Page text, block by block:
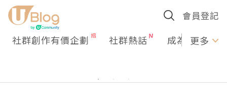
會員登記
社群創作有價企劃 社群熱話 成為U更多